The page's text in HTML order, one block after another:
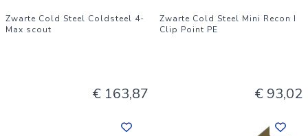
Zwarte Cold Steel Coldsteel 4-
Max scout
€ 163,87
Zwarte Cold Steel Mini Recon I
Clip Point PE
€ 93,02